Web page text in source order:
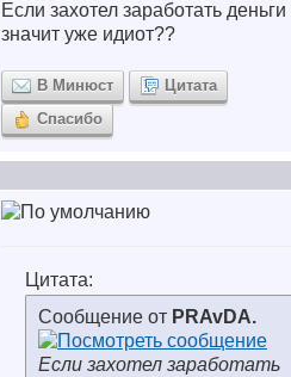
Если захотел заработать деньги
значит уже идиот??
В Минюст
Цитата
Спасибо
Цитата:
Сообщение от PRAvDA.
Если захотел заработать